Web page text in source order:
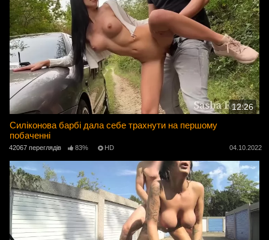
12:26
Силіконова барбі дала себе трахнути на першому
побаченні
42067 переглядів 83% HD 04.10.2022